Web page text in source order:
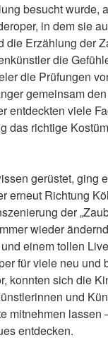
besucht wurde,
in dem sie
die Erzählung der
die
die Prüfungen
gemeinsam
entdeckten viele
das richtige
gerüstet, ging
erneut Richtung
der
wieder
einem tollen
für viele neu und
konnten sich die
und
mitnehmen lassen
entdecken.